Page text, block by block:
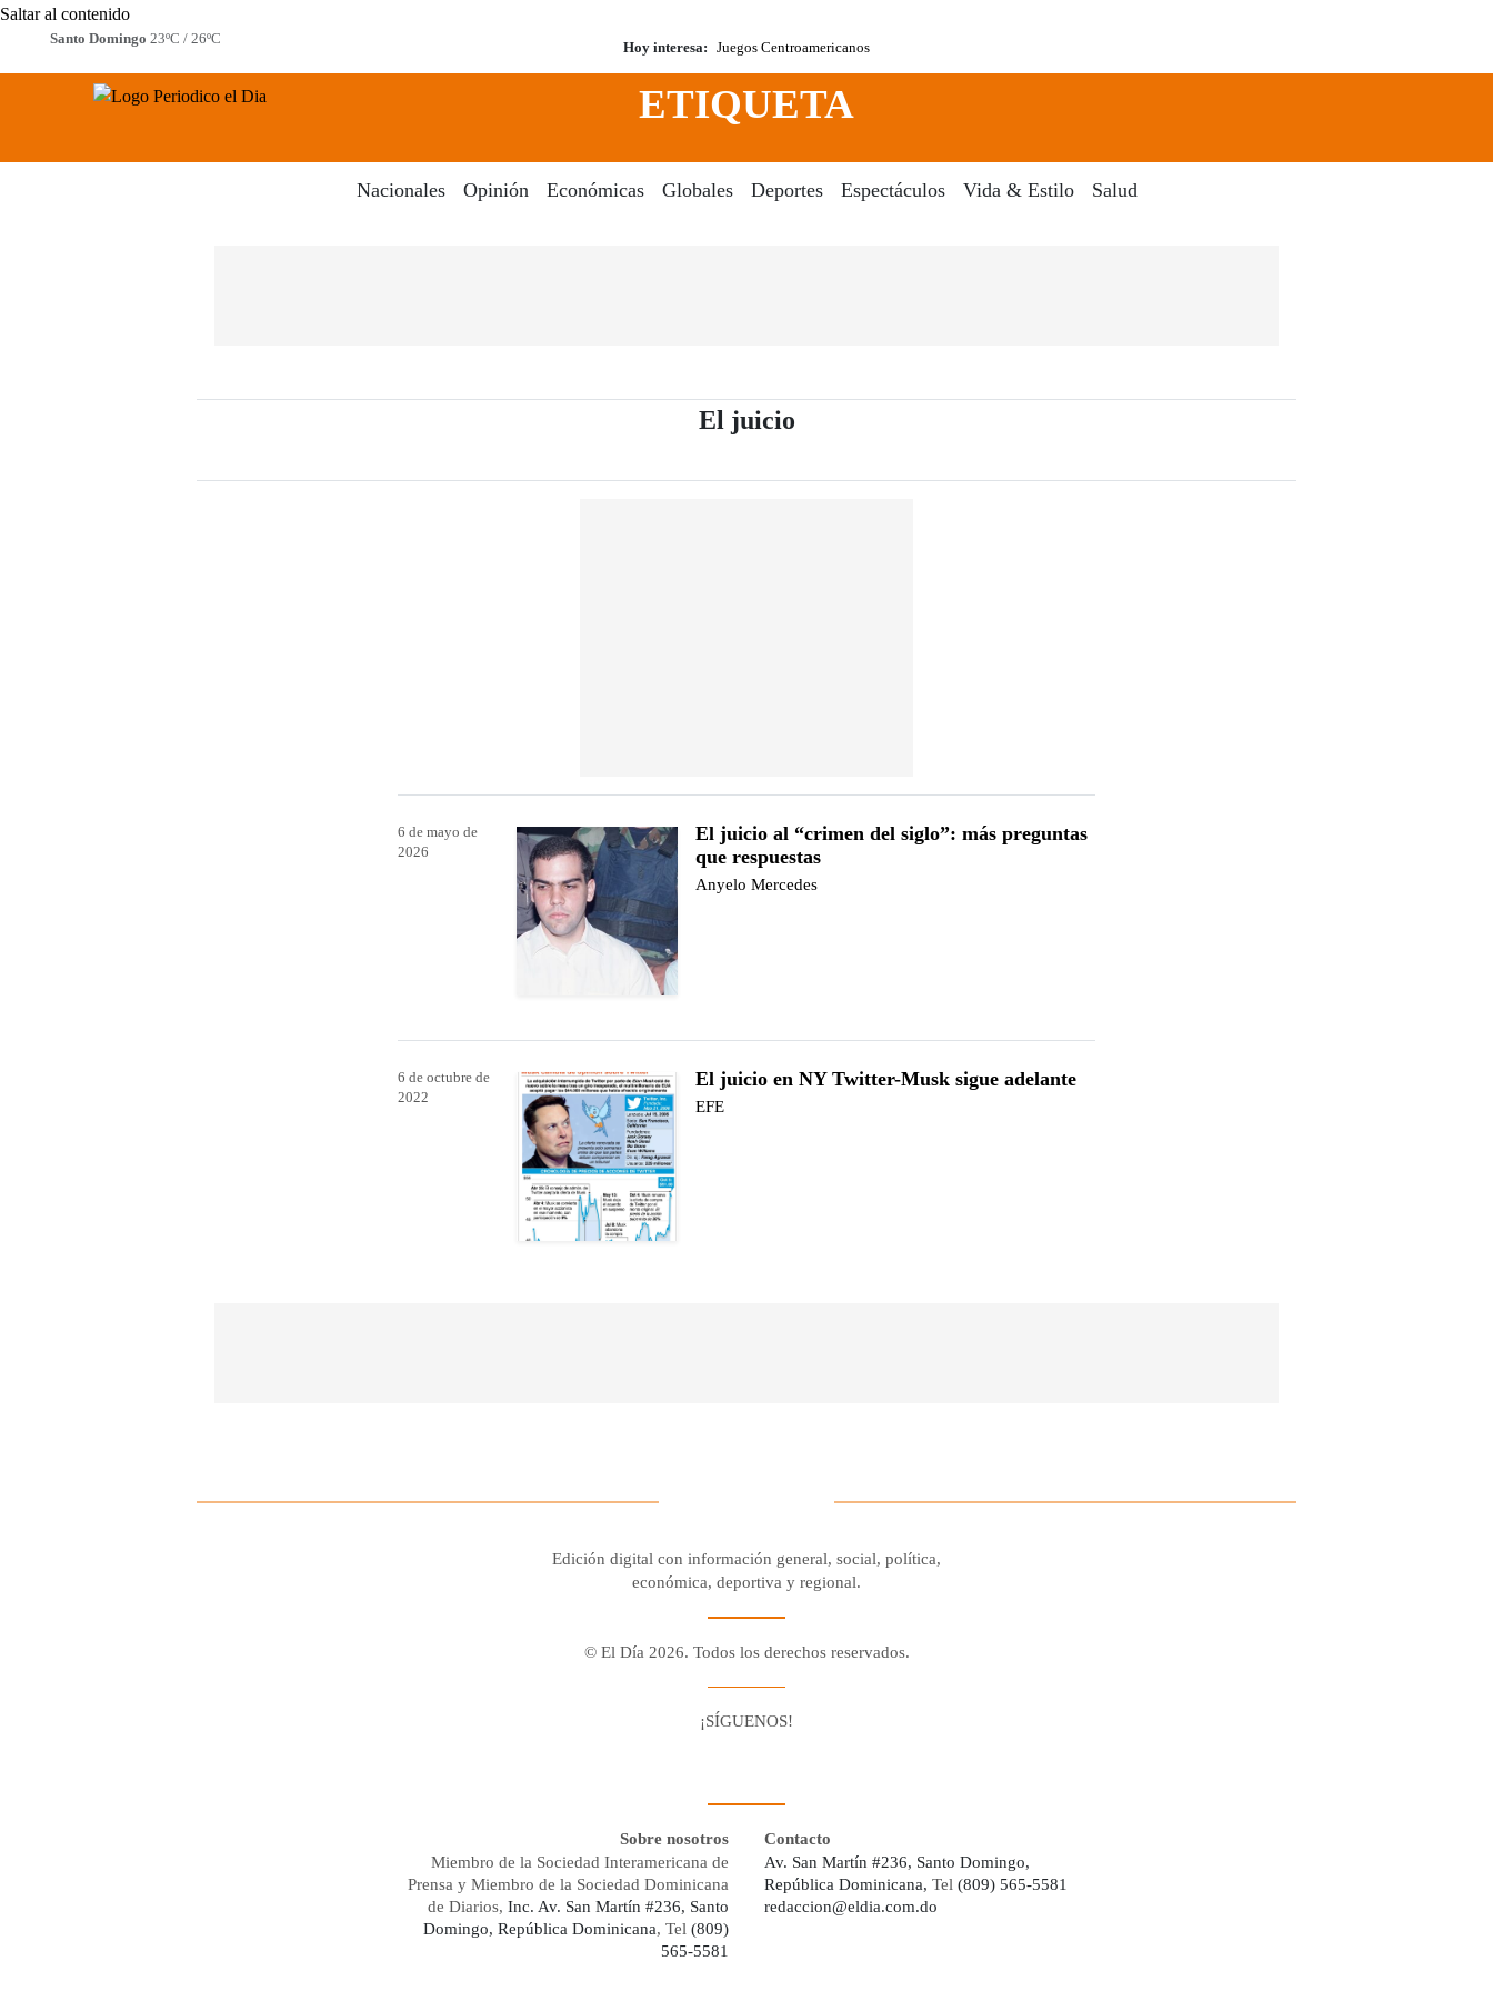
Saltar al contenido
Santo Domingo 23ºC / 26ºC
Hoy interesa: Juegos Centroamericanos
Search
ETIQUETA
Nacionales Opinión Económicas Globales Deportes Espectáculos Vida & Estilo Salud
El juicio- Periódico El Dia Digital
6 de mayo de
2026
El juicio al “crimen del siglo”: más preguntas
que respuestas
Anyelo Mercedes
6 de octubre de
2022
El juicio en NY Twitter-Musk sigue adelante
EFE
Edición digital con información general, social, política,
económica, deportiva y regional.
© El Día 2026. Todos los derechos reservados.
¡SÍGUENOS!
Sobre nosotros
Miembro de la Sociedad Interamericana de
Prensa y Miembro de la Sociedad Dominicana
de Diarios, Inc. Av. San Martín #236, Santo
Domingo, República Dominicana, Tel (809)
565-5581
Contacto
Av. San Martín #236, Santo Domingo,
República Dominicana, Tel (809) 565-5581
redaccion@eldia.com.do